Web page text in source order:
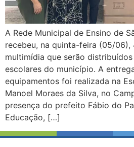
A Rede Municipal de Ensino de
recebeu, na quinta-feira (05/
multimídia que serão
escolares do município. A
equipamentos foi realizada na
Manoel Moraes da Silva, no
presença do prefeito Fábio do
Educação, […]